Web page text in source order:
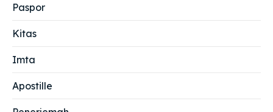
Paspor
Kitas
Imta
Apostille